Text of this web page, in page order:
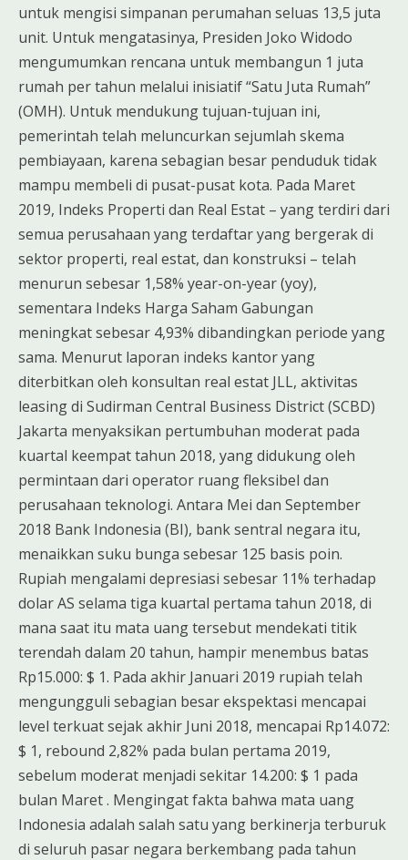
untuk mengisi simpanan perumahan seluas 13,5 juta
unit. Untuk mengatasinya, Presiden Joko Widodo
mengumumkan rencana untuk membangun 1 juta
rumah per tahun melalui inisiatif “Satu Juta Rumah”
(OMH). Untuk mendukung tujuan-tujuan ini,
pemerintah telah meluncurkan sejumlah skema
pembiayaan, karena sebagian besar penduduk tidak
mampu membeli di pusat-pusat kota. Pada Maret
2019, Indeks Properti dan Real Estat – yang terdiri dari
semua perusahaan yang terdaftar yang bergerak di
sektor properti, real estat, dan konstruksi – telah
menurun sebesar 1,58% year-on-year (yoy),
sementara Indeks Harga Saham Gabungan
meningkat sebesar 4,93% dibandingkan periode yang
sama. Menurut laporan indeks kantor yang
diterbitkan oleh konsultan real estat JLL, aktivitas
leasing di Sudirman Central Business District (SCBD)
Jakarta menyaksikan pertumbuhan moderat pada
kuartal keempat tahun 2018, yang didukung oleh
permintaan dari operator ruang fleksibel dan
perusahaan teknologi. Antara Mei dan September
2018 Bank Indonesia (BI), bank sentral negara itu,
menaikkan suku bunga sebesar 125 basis poin.
Rupiah mengalami depresiasi sebesar 11% terhadap
dolar AS selama tiga kuartal pertama tahun 2018, di
mana saat itu mata uang tersebut mendekati titik
terendah dalam 20 tahun, hampir menembus batas
Rp15.000: $ 1. Pada akhir Januari 2019 rupiah telah
mengungguli sebagian besar ekspektasi mencapai
level terkuat sejak akhir Juni 2018, mencapai Rp14.072:
$ 1, rebound 2,82% pada bulan pertama 2019,
sebelum moderat menjadi sekitar 14.200: $ 1 pada
bulan Maret . Mengingat fakta bahwa mata uang
Indonesia adalah salah satu yang berkinerja terburuk
di seluruh pasar negara berkembang pada tahun